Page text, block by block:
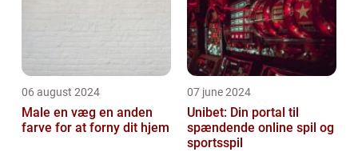
06 august 2024
Male en væg en anden
farve for at forny dit hjem
07 june 2024
Unibet: Din portal til
spændende online spil og
sportsspil